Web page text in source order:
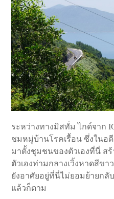
ระหว่างทางมิสทั่ม ไกด์จาก
ชมหมู่บ้านโรคเรื้อน ซึ่งในอ
มาตั้งชุมชนของตัวเองที่นี่ ส
ตัวเองท่ามกลางเวิ้งหาดสีข
ยังอาศัยอยู่ที่นี่ไม่ยอมย้ายกลั
แล้วก็ตาม